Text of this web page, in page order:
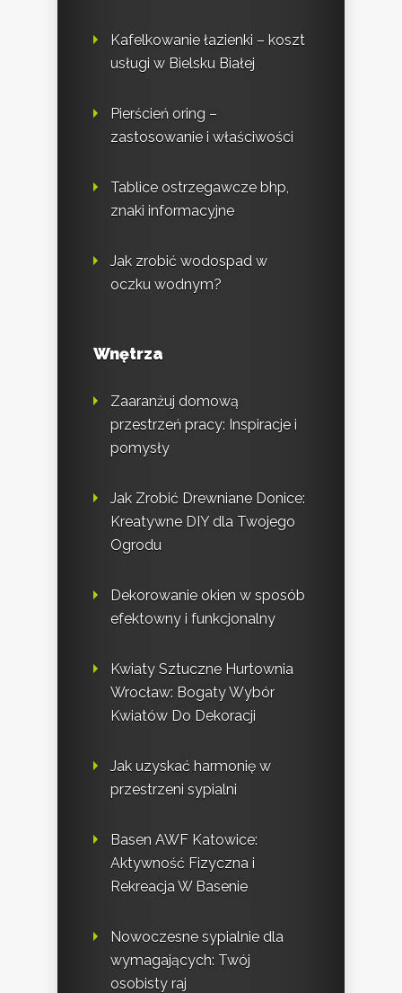
Kafelkowanie łazienki – koszt
usługi w Bielsku Białej
Pierścień oring –
zastosowanie i właściwości
Tablice ostrzegawcze bhp,
znaki informacyjne
Jak zrobić wodospad w
oczku wodnym?
Wnętrza
Zaaranżuj domową
przestrzeń pracy: Inspiracje i
pomysły
Jak Zrobić Drewniane Donice:
Kreatywne DIY dla Twojego
Ogrodu
Dekorowanie okien w sposób
efektowny i funkcjonalny
Kwiaty Sztuczne Hurtownia
Wrocław: Bogaty Wybór
Kwiatów Do Dekoracji
Jak uzyskać harmonię w
przestrzeni sypialni
Basen AWF Katowice:
Aktywność Fizyczna i
Rekreacja W Basenie
Nowoczesne sypialnie dla
wymagających: Twój
osobisty raj